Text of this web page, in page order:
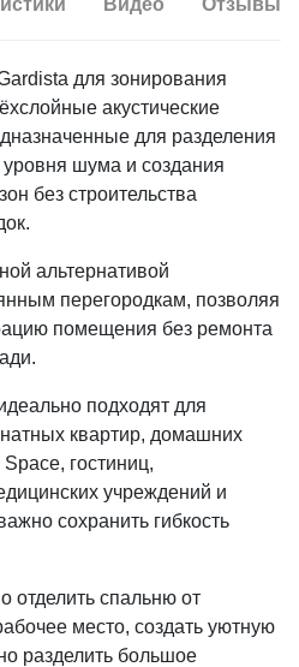
для зонирования
акустические
для разделения
шума и создания
без строительства
альтернативой
перегородкам, позволяя
помещения без ремонта
подходят для
квартир, домашних
гостиниц,
учреждений и
сохранить гибкость
спальню от
место, создать уютную
разделить большое